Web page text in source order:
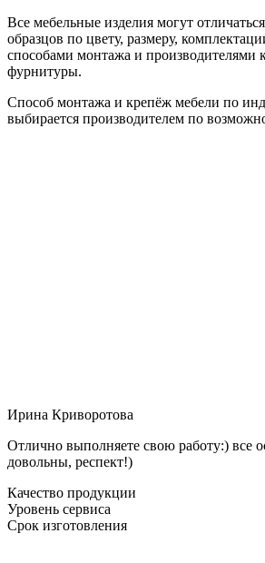
Все мебельные изделия могут
образцов по цвету, размеру,
способами монтажа и производителями
фурнитуры.
Способ монтажа и крепёж мебели по
выбирается производителем по
Ирина Криворотова
Отлично выполняете свою работу:) все
довольны, респект!)
Качество продукции
Уровень сервиса
Срок изготовления